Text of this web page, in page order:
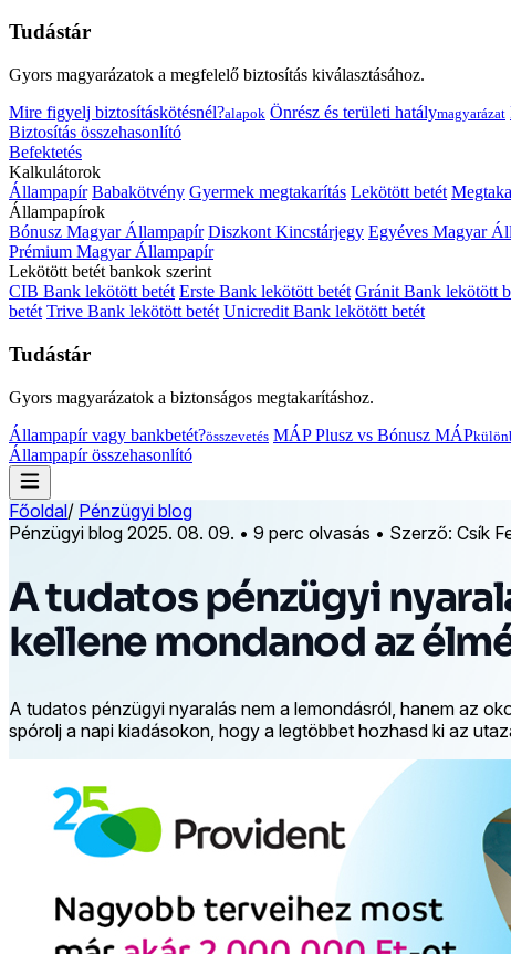
Tudástár
Gyors magyarázatok a megfelelő biztosítás kiválasztásához.
Mire figyelj biztosításkötésnél?alapok Önrész és területi hatálymagyarázat
Biztosítás összehasonlító
Befektetés
Kalkulátorok
Állampapír Babakötvény Gyermek megtakarítás Lekötött betét
Állampapírok
Bónusz Magyar Állampapír Diszkont Kincstárjegy Egyéves Magyar
Prémium Magyar Állampapír
Lekötött betét bankok szerint
CIB Bank lekötött betét Erste Bank lekötött betét Gránit Bank lekötött
betét Trive Bank lekötött betét Unicredit Bank lekötött betét
Tudástár
Gyors magyarázatok a biztonságos megtakarításhoz.
Állampapír vagy bankbetét?összevetés MÁP Plusz vs Bónusz MÁP
Állampapír összehasonlító
Főoldal/ Pénzügyi blog
Pénzügyi blog 2025. 08. 09. • 9 perc olvasás • Szerző: Csík
A tudatos pénzügyi
kellene mondanod az
A tudatos pénzügyi nyaralás nem a lemondásról, hanem az
spórolj a napi kiadásokon, hogy a legtöbbet hozhasd ki az